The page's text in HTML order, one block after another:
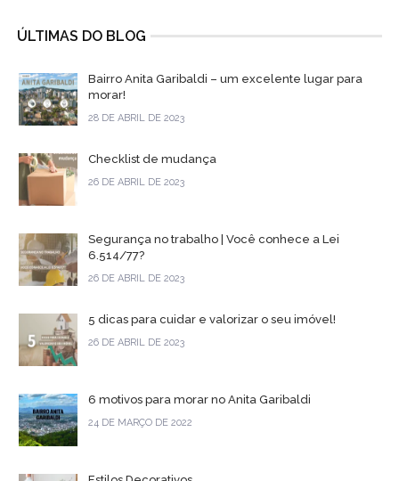
ÚLTIMAS DO BLOG
Bairro Anita Garibaldi – um excelente lugar para
morar!
28 DE ABRIL DE 2023
Checklist de mudança
26 DE ABRIL DE 2023
Segurança no trabalho | Você conhece a Lei
6.514/77?
26 DE ABRIL DE 2023
5 dicas para cuidar e valorizar o seu imóvel!
26 DE ABRIL DE 2023
6 motivos para morar no Anita Garibaldi
24 DE MARÇO DE 2022